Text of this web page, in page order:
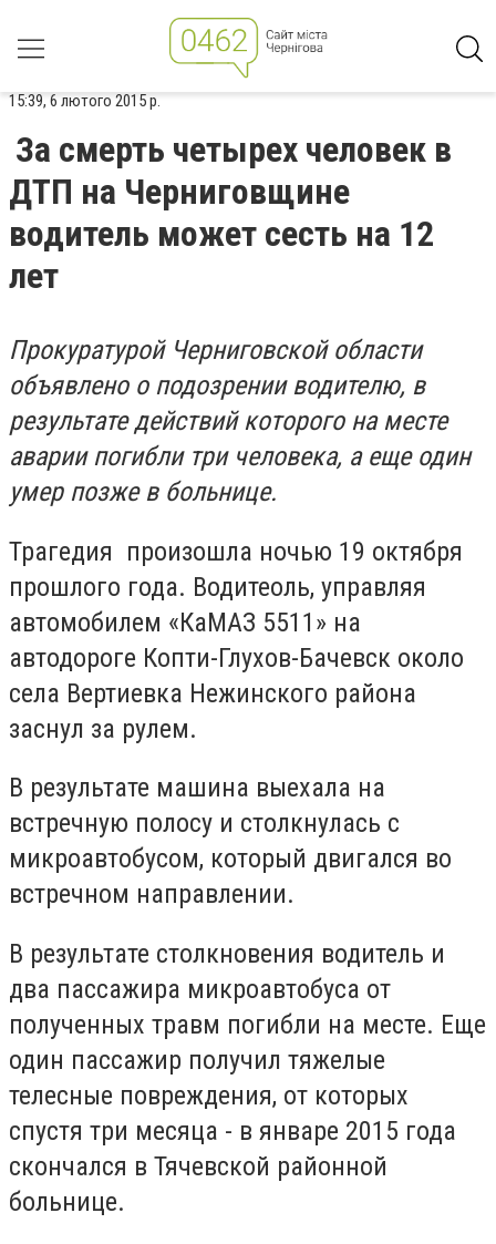
15:39, 6 лютого 2015 р.
За смерть четырех человек в
ДТП на Черниговщине
водитель может сесть на 12
лет
ПрокуратуройЧерниговской области
объявлено о подозрении водителю, в
результате действий которого на месте
аварии погибли три человека, а еще один
умер позже в больнице.
Трагедия произошла ночью 19 октября
прошлого года. Водитеоль, управляя
автомобилем «КаМАЗ 5511» на
автодороге Копти-Глухов-Бачевск около
села Вертиевка Нежинского района
заснул за рулем.
В результате машина выехала на
встречную полосу и столкнулась с
микроавтобусом, который двигался во
встречном направлении.
В результате столкновения водитель и
два пассажира микроавтобуса от
полученных травм погибли на месте. Еще
один пассажир получил тяжелые
телесные повреждения, от которых
спустя три месяца - в январе 2015 года
скончался в Тячевской районной
больнице.